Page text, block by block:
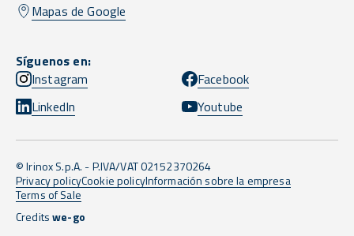
Mapas de Google
Síguenos en:
Instagram
Facebook
LinkedIn
Youtube
© Irinox S.p.A. - P.IVA/VAT 02152370264
Privacy policyCookie policyInformación sobre la empresa
Terms of Sale
Creditswe-go